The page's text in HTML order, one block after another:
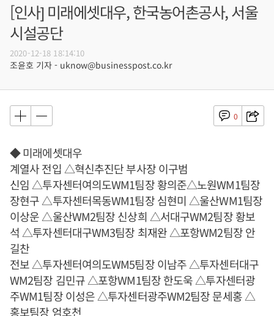
[인사] 미래에셋대우, 한국농어촌공사, 서울
시설공단
2020-12-18 18:14:10
조윤호 기자 - uknow@businesspost.co.kr
0
◆ 미래에셋대우
계열사 전입 △혁신추진단 부사장 이구범
신임 △투자센터여의도WM1팀장 황의준△노원WM1팀장
장현구 △투자센터목동WM1팀장 심현미 △울산WM1팀장
이상운 △울산WM2팀장 신상희 △서대구WM2팀장 황보
석 △투자센터대구WM3팀장 최재완 △포항WM2팀장 안
길찬
전보 △투자센터여의도WM5팀장 이남주 △투자센터대구
WM2팀장 김민규 △포항WM1팀장 한도욱 △투자센터광
주WM1팀장 이성은 △투자센터광주WM2팀장 문세홍 △
홍보팀장 엄호천